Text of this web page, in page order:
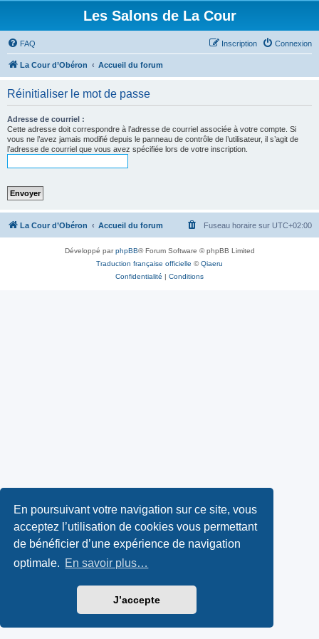
En poursuivant votre navigation sur ce site, vous
acceptez l’utilisation de cookies vous permettant
de bénéficier d’une expérience de navigation
optimale. En savoir plus…
J’accepte
Les Salons de La Cour
FAQ Connexion
Inscription
La Cour d’Obéron Accueil du forum
Réinitialiser le mot de passe
Adresse de courriel :
Cette adresse doit correspondre à l’adresse de courriel associée à votre compte. Si
vous ne l’avez jamais modifié depuis le panneau de contrôle de l’utilisateur, il s’agit de
l’adresse de courriel que vous avez spécifiée lors de votre inscription.
La Cour d’Obéron Accueil du forum Fuseau horaire sur UTC+02:00
Développé parphpBB® Forum Software © phpBB Limited
Traduction française officielle ©Qiaeru
Confidentialité | Conditions